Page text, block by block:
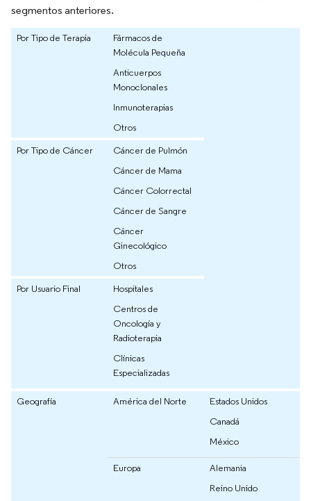
segmentos anteriores.
Por Tipo de Terapia
Fármacos de
Molécula Pequeña
Anticuerpos
Monoclonales
Inmunoterapias
Otros
Por Tipo de Cáncer
Cáncer de Pulmón
Cáncer de Mama
Cáncer Colorrectal
Cáncer de Sangre
Cáncer
Ginecológico
Otros
Por Usuario Final
Hospitales
Centros de
Oncología y
Radioterapia
Clínicas
Especializadas
Geografía América del Norte
Estados Unidos
Canadá
México
Europa
Alemania
Reino Unido